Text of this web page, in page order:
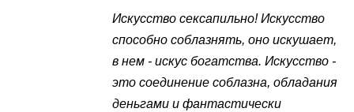
Искусство сексапильно! Искусство
способно соблазнять, оно искушает,
в нем - искус богатства. Искусство -
это соединение соблазна, обладания
деньгами и фантастически